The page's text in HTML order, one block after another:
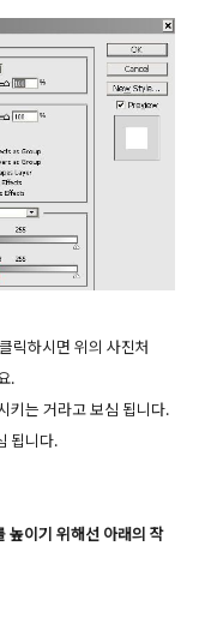
릭하시면 위의 사진처
.
키는 거라고 보심 됩니다.
됩니다.
높이기 위해선 아래의 작